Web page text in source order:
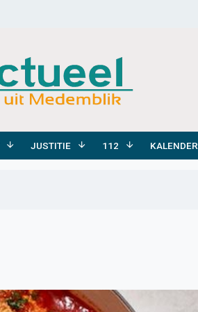
JUSTITIE 112 KALENDER